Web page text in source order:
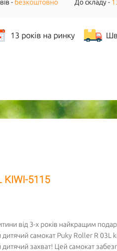
-безкоштовно
До складу -
13 років на ринку
5115
від 3-х років найкращим
самокат Puky Roller R
захват! Цей самокат